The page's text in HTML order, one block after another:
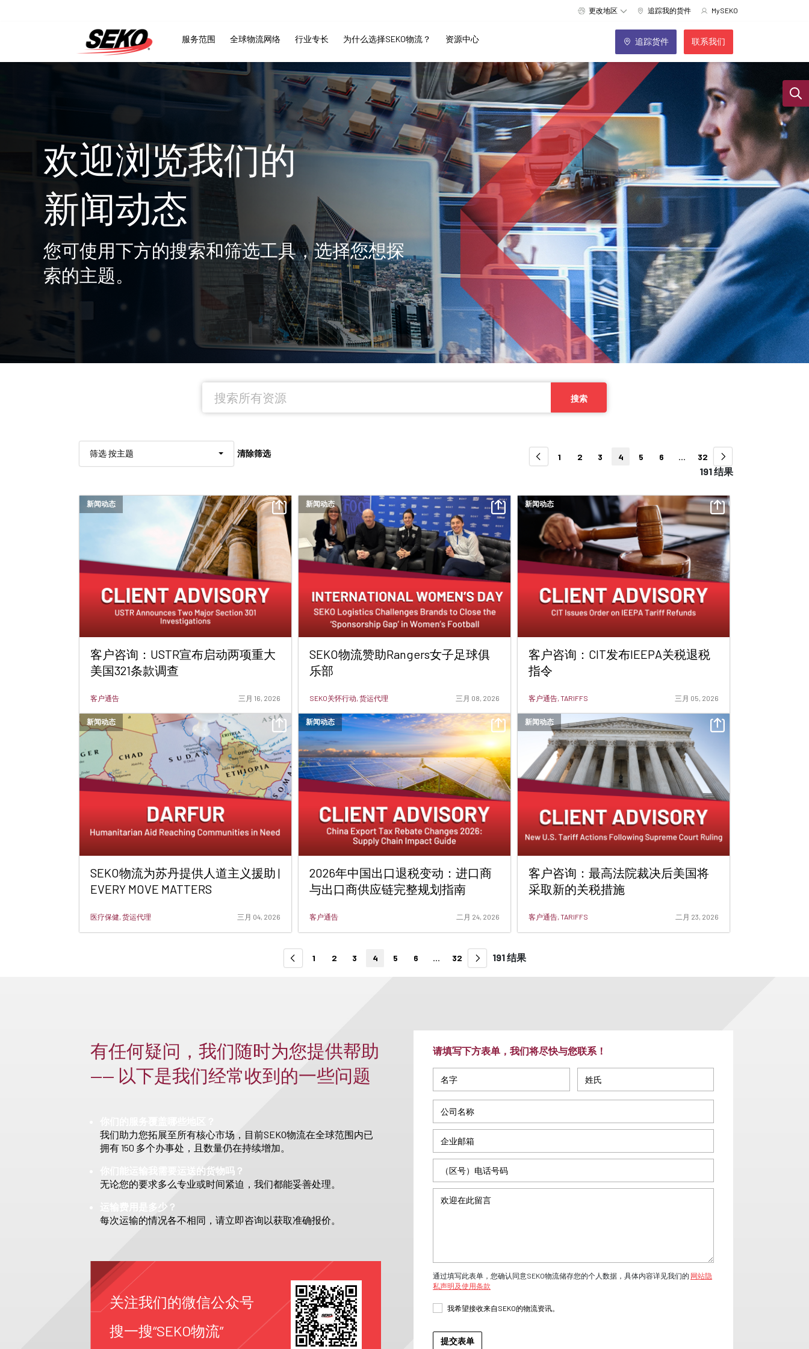
更改地区 追踪我的货件 MySEKO
服务范围 全球物流网络 行业专长 为什么选择SEKO物流？ 资源中心 追踪货件 联系我们
欢迎浏览我们的
新闻动态
您可使用下方的搜索和筛选工具，选择您想探
索的主题。
搜索
筛选 按主题 清除筛选 1 2 3 4 5 6 ... 32
191 结果
新闻动态
客户咨询：USTR宣布启动两项重大
美国321条款调查
客户通告 三月 16, 2026
新闻动态
SEKO物流赞助Rangers女子足球俱
乐部
SEKO关怀行动, 货运代理 三月 08, 2026
新闻动态
客户咨询：CIT发布IEEPA关税退税
指令
客户通告, TARIFFS 三月 05, 2026
新闻动态
SEKO物流为苏丹提供人道主义援助 |
EVERY MOVE MATTERS
医疗保健, 货运代理 三月 04, 2026
新闻动态
2026年中国出口退税变动：进口商
与出口商供应链完整规划指南
客户通告 二月 24, 2026
新闻动态
客户咨询：最高法院裁决后美国将
采取新的关税措施
客户通告, TARIFFS 二月 23, 2026
1 2 3 4 5 6 ... 32 191 结果
有任何疑问，我们随时为您提供帮助
—— 以下是我们经常收到的一些问题
我们助力您拓展至所有核心市场，目前SEKO物流在全球范围内已
拥有 150 多个办事处，且数量仍在持续增加。
你们能运输我需要运送的货物吗？
无论您的要求多么专业或时间紧迫，我们都能妥善处理。
运输费用是多少？
每次运输的情况各不相同，请立即咨询以获取准确报价。
请填写下方表单，我们将尽快与您联系！
通过填写此表单，您确认同意SEKO物流储存您的个人数据，具体内容详见我们的 网站隐
私声明及使用条款
我希望接收来自SEKO的物流资讯。
关注我们的微信公众号
搜一搜“SEKO物流”